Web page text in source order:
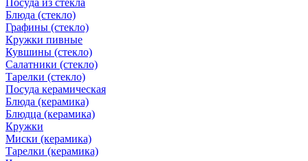
Посуда из стекла
Блюда (стекло)
Графины (стекло)
Кружки пивные
Кувшины (стекло)
Салатники (стекло)
Тарелки (стекло)
Посуда керамическая
Блюда (керамика)
Блюдца (керамика)
Кружки
Миски (керамика)
Тарелки (керамика)